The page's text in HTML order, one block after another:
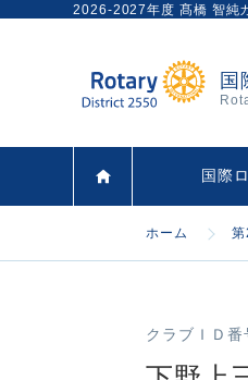
国
2026-2027年度 髙橋 智純
国際
ホーム
クラブＩＤ